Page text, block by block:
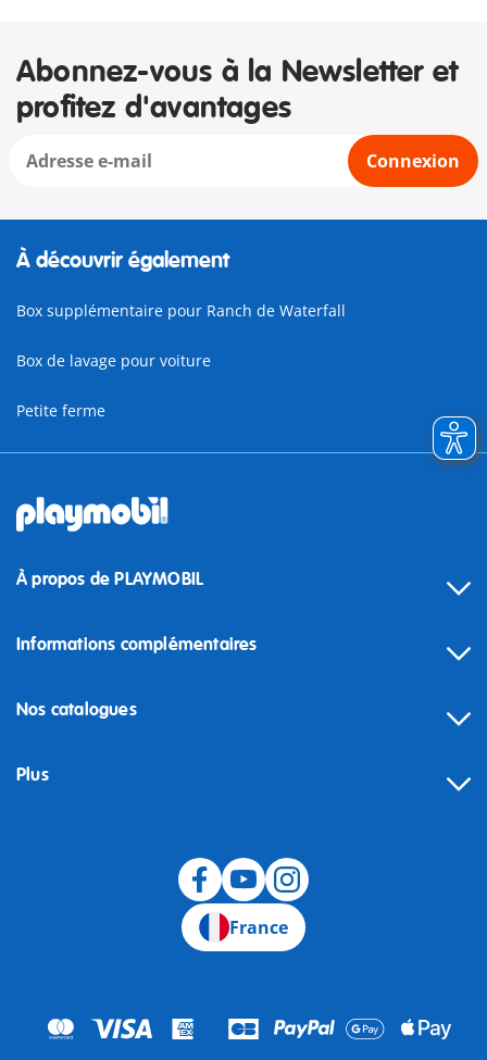
Abonnez-vous à la Newsletter et
profitez d'avantages
Connexion
À découvrir également
Box supplémentaire pour Ranch de Waterfall
Box de lavage pour voiture
Petite ferme
À propos de PLAYMOBIL
Informations complémentaires
Nos catalogues
Plus
France